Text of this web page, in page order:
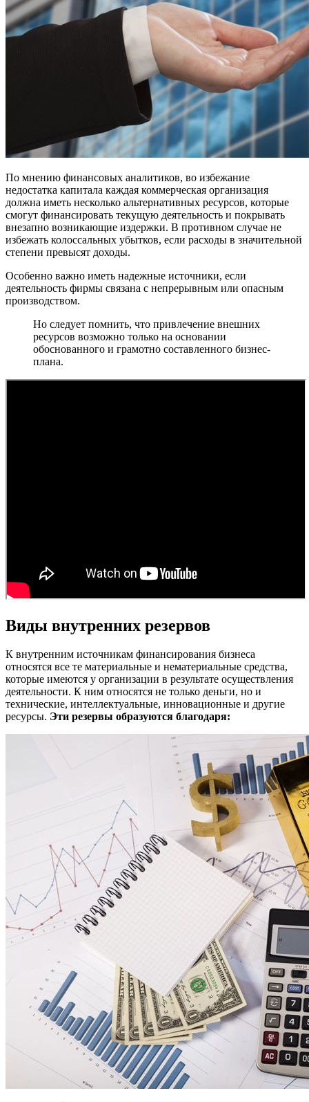
По мнению финансовых аналитиков, во избежание
недостатка капитала каждая коммерческая организация
должна иметь несколько альтернативных ресурсов, которые
смогут финансировать текущую деятельность и покрывать
внезапно возникающие издержки. В противном случае не
избежать колоссальных убытков, если расходы в значительной
степени превысят доходы.
Особенно важно иметь надежные источники, если
деятельность фирмы связана с непрерывным или опасным
производством.
Но следует помнить, что привлечение внешних
ресурсов возможно только на основании
обоснованного и грамотно составленного бизнес-
плана.
Виды внутренних резервов
К внутренним источникам финансирования бизнеса
относятся все те материальные и нематериальные средства,
которые имеются у организации в результате осуществления
деятельности. К ним относятся не только деньги, но и
технические, интеллектуальные, инновационные и другие
ресурсы. Эти резервы образуются благодаря: